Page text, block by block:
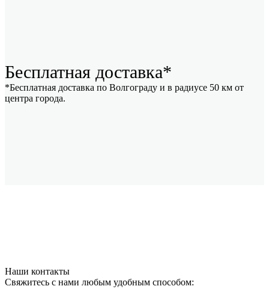
Бесплатная доставка*
*Бесплатная доставка по Волгограду и в радиусе 50 км от
центра города.
Наши контакты
Свяжитесь с нами любым удобным способом: